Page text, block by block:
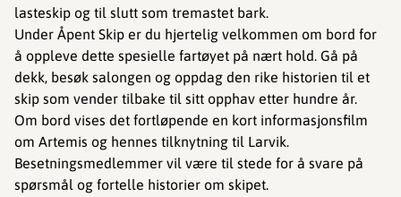
lasteskip og til slutt som tremastet bark.
Under Åpent Skip er du hjertelig velkommen om bord for
å oppleve dette spesielle fartøyet på nært hold. Gå på
dekk, besøk salongen og oppdag den rike historien til et
skip som vender tilbake til sitt opphav etter hundre år.
Om bord vises det fortløpende en kort informasjonsfilm
om Artemis og hennes tilknytning til Larvik.
Besetningsmedlemmer vil være til stede for å svare på
spørsmål og fortelle historier om skipet.